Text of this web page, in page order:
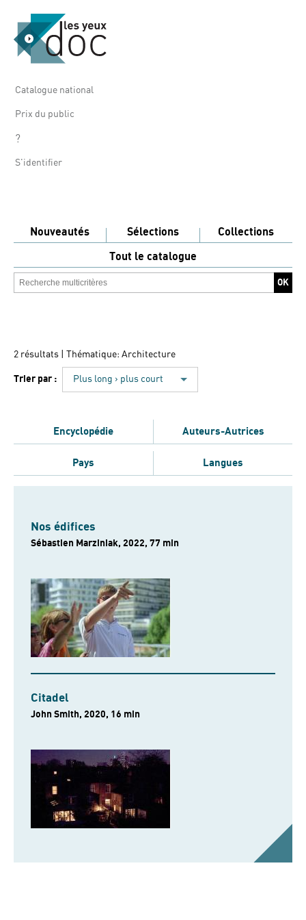
Catalogue national
Prix du public
?
S'identifier
Nouveautés Sélections
Collections
Tout le catalogue
2 résultats | Thématique: Architecture
Trier par : Plus long › plus court
Encyclopédie Auteurs-Autrices
Pays Langues
Nos édifices
Sébastien Marziniak, 2022, 77 min
Citadel
John Smith, 2020, 16 min